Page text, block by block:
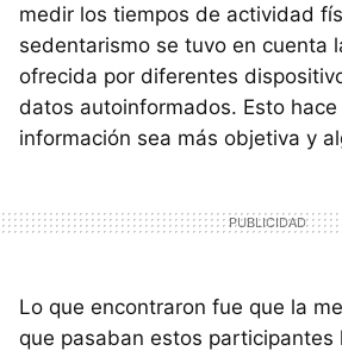
medir los tiempos de actividad
sedentarismo se tuvo en cuenta
ofrecida por diferentes
datos autoinformados. Esto hace
información sea más objetiva y
Lo que encontraron fue que la
que pasaban estos participantes